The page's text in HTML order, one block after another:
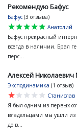
Рекомендую Бафус
Бафус (3 отзыва)
star
star
star
star
star
Анатолий
Бафус прекрасный
всегда в наличии. Брал
перс...
Алексей Николаевич
Эксподинамика (1 отзыв)
star
star
star
star
star
Станислав
Я был одним из первых
владельцами мы ушли из
до в...